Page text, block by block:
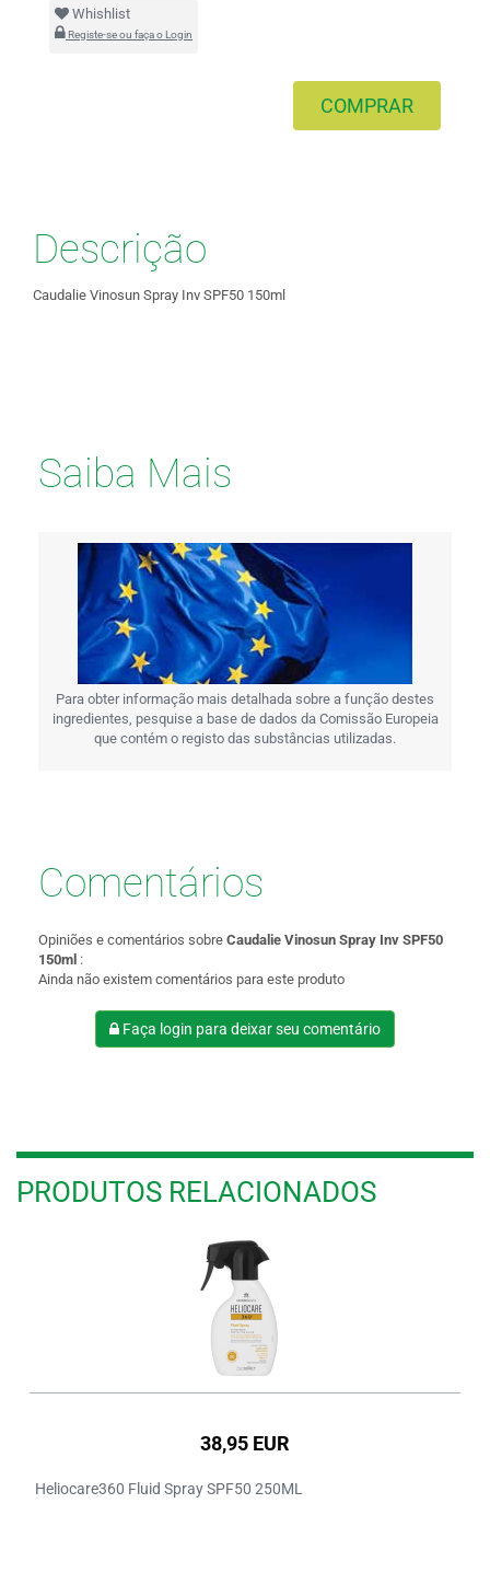
Whishlist
Registe-se ou faça o Login
COMPRAR
Descrição
Caudalie Vinosun Spray Inv SPF50 150ml
Saiba Mais
Para obter informação mais detalhada sobre a função destes
ingredientes, pesquise a base de dados da Comissão Europeia
que contém o registo das substâncias utilizadas.
Comentários
Opiniões e comentários sobre Caudalie Vinosun Spray Inv SPF50
150ml :
Ainda não existem comentários para este produto
Faça login para deixar seu comentário
PRODUTOS RELACIONADOS
38,95 EUR
Heliocare360 Fluid Spray SPF50 250ML